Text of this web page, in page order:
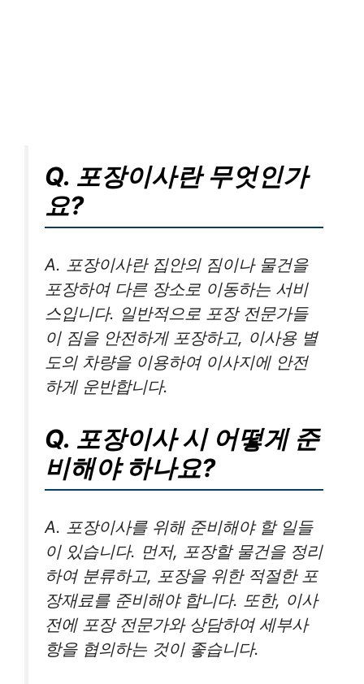
Q. 포장이사란 무엇인가
요?
A. 포장이사란 집안의 짐이나 물건을
포장하여 다른 장소로 이동하는 서비
스입니다. 일반적으로 포장 전문가들
이 짐을 안전하게 포장하고, 이사용 별
도의 차량을 이용하여 이사지에 안전
하게 운반합니다.
Q. 포장이사 시 어떻게 준
비해야 하나요?
A. 포장이사를 위해 준비해야 할 일들
이 있습니다. 먼저, 포장할 물건을 정리
하여 분류하고, 포장을 위한 적절한 포
장재료를 준비해야 합니다. 또한, 이사
전에 포장 전문가와 상담하여 세부사
항을 협의하는 것이 좋습니다.